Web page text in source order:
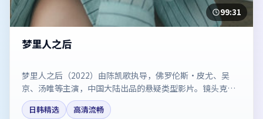
99:31
梦里人之后
梦里人之后（2022）由陈凯歌执导，佛罗伦斯·皮尤、吴
京、汤唯等主演，中国大陆出品的悬疑类型影片。镜头克制
却充满张力，人物弧光完整。剧情简介与主创信息可供检索
参考，上映日期以片方资料为准。
日韩精选
高清流畅